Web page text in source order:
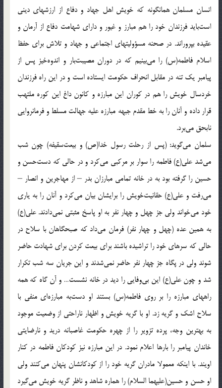
انسان مسلمان همانگونه كه خويش اهل جهاد و دفاع از ارزشهاى دينى
است‌بايد فرزندان خود را هم مبارز و غيور و داراى شهامت دفاع از آرمان و
عقيده بپروراند. در صحنه مسؤوليتهاى اجتماعى و جهاد و تلاش براى حفظ
اسلام فاطمه(س) را مى‌بينيم كه در دوران مصيبت‌بار و اندوه‌خيز پس از
پيامبر يك تنه در مقابل انحراف حكومت ايستاده است و در اين راه فرزندان
خردسال خويش را هم در كوران اين مبارزه و كانون داغ اين كوره ملتهب
قرار داده و آنان را به خط مقدم جبهه مبارزه عليه جهالت مسلط و فرمانروايى
نابحق مى‌برد.
سلمان مى‌گويد: (پس از رحلت رسول خدا(ص) و بيعت‌سقيفه) چون شب
مى‌شد على(ع) فاطمه را سوار بر مركبى مى‌كرد و در حالى كه دست‌حسن و
حسين را گرفته بود به در خانه تمامى مبارزان بدر – از مهاجرين و انصار –
مى‌رفت و على(ع) حقانيت‌خويش را برايشان بيان مى‌كرد و آنان را به يارى
خود مى‌خواند ولى جز چهل و چهار نفر به او پاسخ مثبتى نمى‌دادند. على(ع)
به همين عده (چهل و چهار نفر) فرمان مى‌داد كه صبحگاهان با سلاح در
حالى كه سرهاى خود را تراشيده باشند براى بيعت كردن براى شهادت حاضر
شوند ولى در پگاه جز چهار نفر حاضر نمى‌شدند و اين جريان سه شب تكرار
شد و چون على(ع) اين بى‌وفايى را ديد در خانه نشست… و آن گاه كه همه
راههاى مبارزه را بر روى فاطمه(س) بستند او دست‌به مبارزه‌اى منفى با
سلاح اشك و گريه زد. او با گريه خويش و اظهار ناراحتى از وضعيت موجود
به بهترين وجه، پرده تزوير را از چهره حكومت غاصبانه دريد و نارضايتى
خاندان پيامبر را بارها اعلام نمود. در اين مبارزه نيز كودكان فاطمه در كنار
اويند. با اينكه معمولا مادران گريه خود را از كودكانشان پنهان مى‌كنند ولى
او حسن و حسين(عليهما السلام) را هماره شاهد و ناظر گريه خويش مى‌گيرد